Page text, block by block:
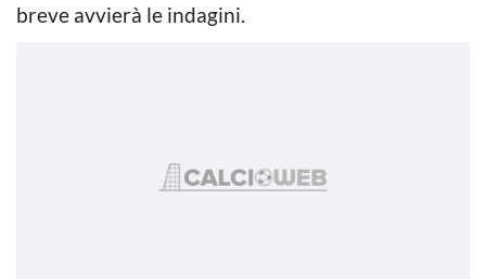
breve avvierà le indagini.